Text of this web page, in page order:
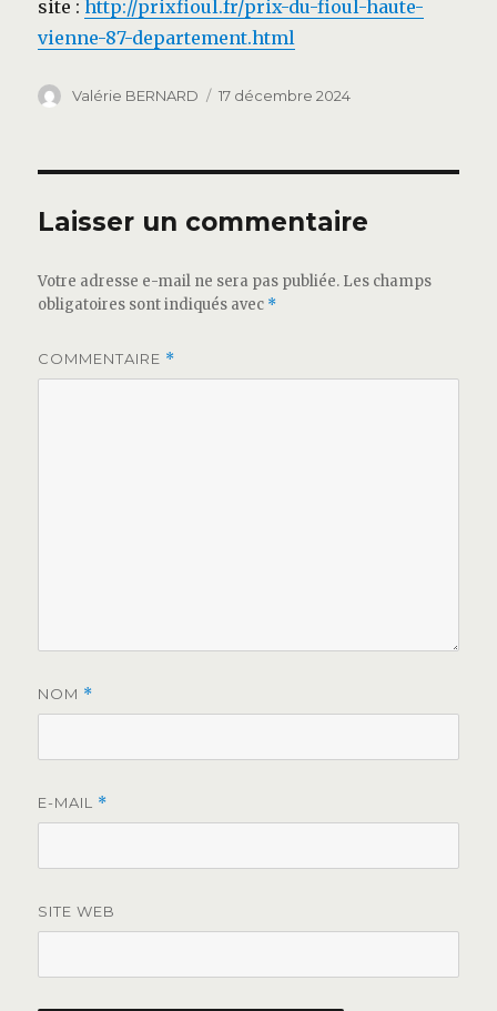
site :http://prixfioul.fr/prix-du-fioul-haute-
vienne-87-departement.html
Auteur
Valérie BERNARD
Publié
17 décembre 2024
Laisser un commentaire
Votre adresse e-mail ne sera pas publiée. Les champs
obligatoires sont indiqués avec *
COMMENTAIRE *
NOM *
E-MAIL *
SITE WEB